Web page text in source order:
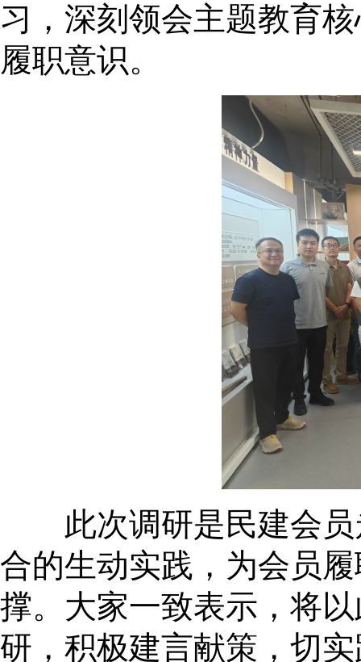
习，深刻领会主题教育
履职意识。
此次调研是民建会员
合的生动实践，为会员
撑。大家一致表示，将
研，积极建言献策，切